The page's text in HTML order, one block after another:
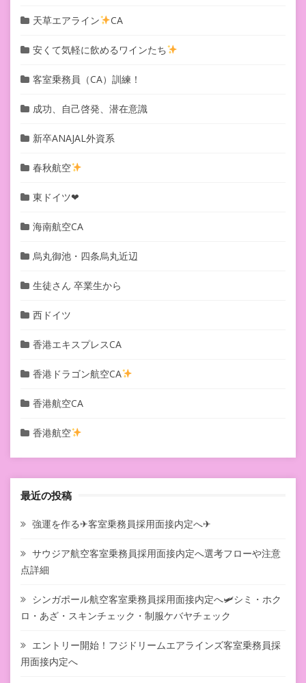
天草エアライン CA
安くて気軽に飲めるワインたち
客室乗務員（CA）訓練！
成功、自己啓発、潜在意識
新卒ANAJAL外資系
春秋航空
東ドイツ❤︎
海南航空CA
烏丸御池・四条烏丸近辺
生徒さん 卒業生から
西ドイツ
香港エキスプレスCA
香港ドラゴン航空CA
香港航空CA
香港航空
最近の投稿
強運を作る✈客室乗務員採用面接内定へ✈
サウジア航空客室乗務員採用面接内定へ選考フローや注意
点詳細
シンガポール航空客室乗務員採用面接内定へ🛩シミ・ホク
ロ・あざ・スキンチェック・制服ケバヤチェック
エントリー開始！フジドリームエアラインズ客室乗務員採
用面接内定へ